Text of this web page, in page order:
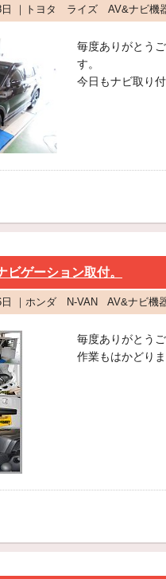
日 ｜トヨタ ライズ AV&ナビ機
毎度ありがとう
す。
今日もナビ取り付
ビゲーション取付。
日 ｜ホンダ N-VAN AV&ナビ機
毎度ありがとう
作業もはかどりま